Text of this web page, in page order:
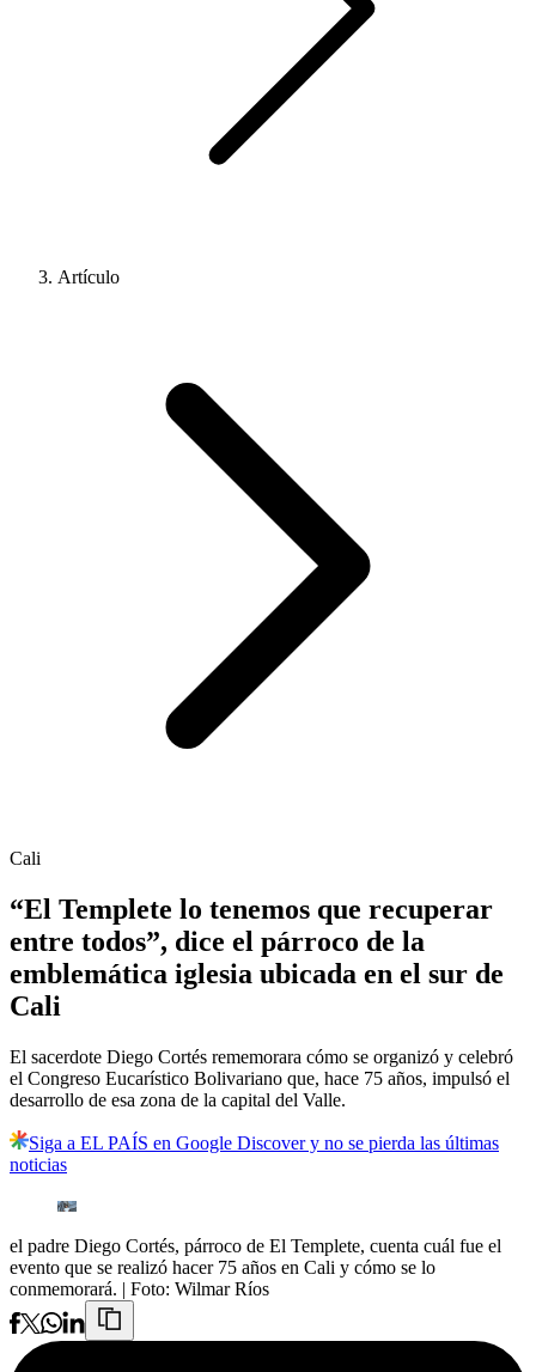
Artículo
Cali
“El Templete lo tenemos que recuperar
entre todos”, dice el párroco de la
emblemática iglesia ubicada en el sur de
Cali
El sacerdote Diego Cortés rememorara cómo se organizó y celebró
el Congreso Eucarístico Bolivariano que, hace 75 años, impulsó el
desarrollo de esa zona de la capital del Valle.
Siga a EL PAÍS en Google Discover y no se pierda las últimas
noticias
el padre Diego Cortés, párroco de El Templete, cuenta cuál fue el
evento que se realizó hacer 75 años en Cali y cómo se lo
conmemorará. | Foto: Wilmar Ríos